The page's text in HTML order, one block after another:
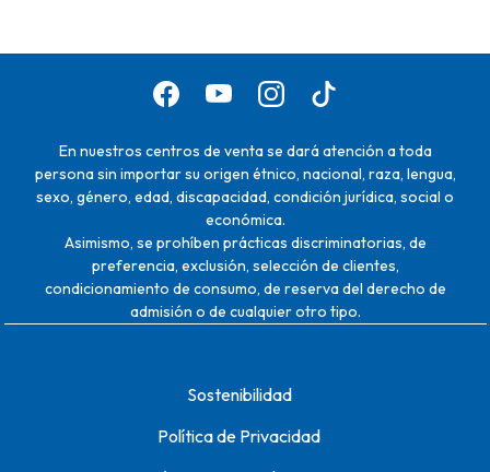
En nuestros centros de venta se dará atención a toda
persona sin importar su origen étnico, nacional, raza, lengua,
sexo, género, edad, discapacidad, condición jurídica, social o
económica.
Asimismo, se prohíben prácticas discriminatorias, de
preferencia, exclusión, selección de clientes,
condicionamiento de consumo, de reserva del derecho de
admisión o de cualquier otro tipo.
Sostenibilidad
Política de Privacidad